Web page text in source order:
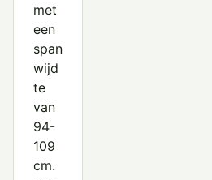
met
een
span
wijd
te
van
94-
109
cm.